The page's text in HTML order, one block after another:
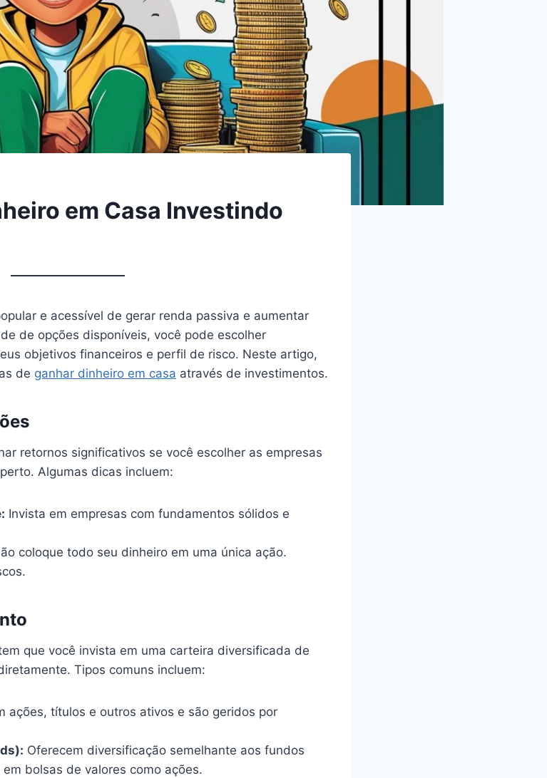
em Casa Investindo
e acessível de gerar renda passiva e aumentar
de opções disponíveis, você pode escolher
objetivos financeiros e perfil de risco. Neste artigo,
de ganhar dinheiro em casa através de investimentos.
retornos significativos se você escolher as empresas
Algumas dicas incluem:
Invista em empresas com fundamentos sólidos e
coloque todo seu dinheiro em uma única ação.
que você invista em uma carteira diversificada de
Tipos comuns incluem:
ações, títulos e outros ativos e são geridos por
Oferecem diversificação semelhante aos fundos
bolsas de valores como ações.